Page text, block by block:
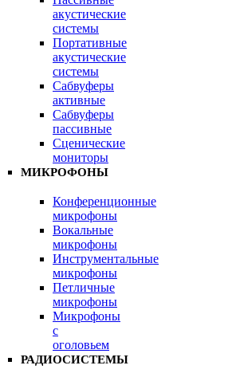
акустические
системы
Портативные
акустические
системы
Сабвуферы
активные
Сабвуферы
пассивные
Сценические
мониторы
МИКРОФОНЫ
Конференционные
микрофоны
Вокальные
микрофоны
Инструментальные
микрофоны
Петличные
микрофоны
Микрофоны
с
оголовьем
РАДИОСИСТЕМЫ